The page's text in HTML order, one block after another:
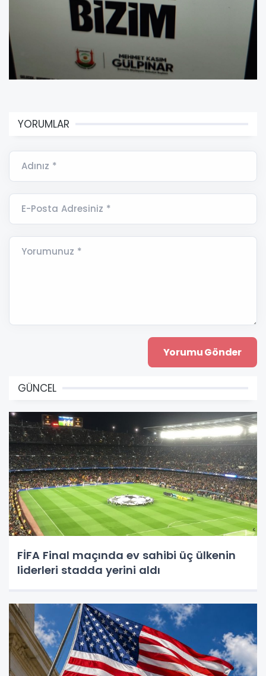
YORUMLAR
Adınız *
E-Posta Adresiniz *
Yorumunuz *
GÜNCEL
FİFA Final maçında ev sahibi üç ülkenin
liderleri stadda yerini aldı